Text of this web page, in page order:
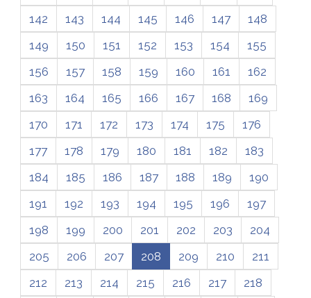
142
143 144 145 146 147
148
149
150 151 152 153 154
155
156
157 158 159 160 161
162
163
164 165 166 167 168
169
170
171 172 173 174 175
176
177
178 179 180 181 182
183
184
185 186 187 188 189
190
191
192 193 194 195 196
197
198
199 200 201 202 203
204
205
206 207 208 209 210
211
212
213 214 215 216 217
218